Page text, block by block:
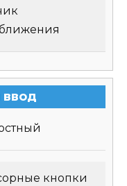
ввод
кнопки